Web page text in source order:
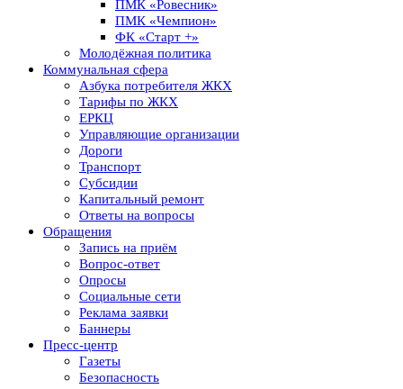
ПМК «Ровесник»
ПМК «Чемпион»
ФК «Старт +»
Молодёжная политика
Коммунальная сфера
Азбука потребителя ЖКХ
Тарифы по ЖКХ
ЕРКЦ
Управляющие организации
Дороги
Транспорт
Субсидии
Капитальный ремонт
Ответы на вопросы
Обращения
Запись на приём
Вопрос-ответ
Опросы
Социальные сети
Реклама заявки
Баннеры
Пресс-центр
Газеты
Безопасность